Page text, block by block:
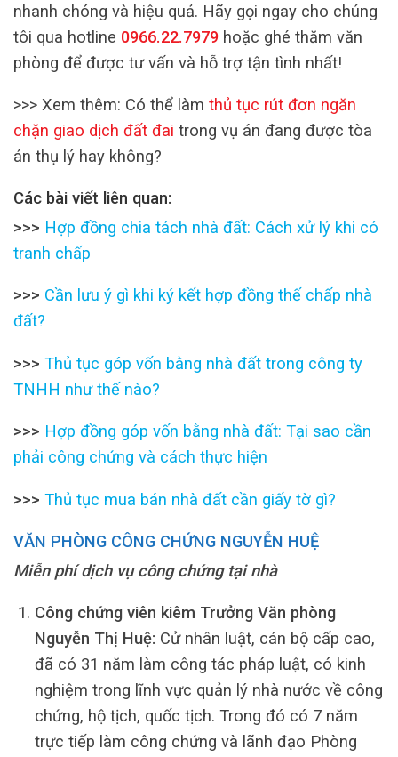
nhanh chóng và hiệu quả. Hãy gọi ngay cho chúng
tôi qua hotline 0966.22.7979 hoặc ghé thăm văn
phòng để được tư vấn và hỗ trợ tận tình nhất!
>>> Xem thêm: Có thể làm thủ tục rút đơn ngăn
chặn giao dịch đất đai trong vụ án đang được tòa
án thụ lý hay không?
Các bài viết liên quan:
>>> Hợp đồng chia tách nhà đất: Cách xử lý khi có
tranh chấp
>>> Cần lưu ý gì khi ký kết hợp đồng thế chấp nhà
đất?
>>> Thủ tục góp vốn bằng nhà đất trong công ty
TNHH như thế nào?
>>> Hợp đồng góp vốn bằng nhà đất: Tại sao cần
phải công chứng và cách thực hiện
>>> Thủ tục mua bán nhà đất cần giấy tờ gì?
VĂN PHÒNG CÔNG CHỨNG NGUYỄN HUỆ
Miễn phí dịch vụ công chứng tại nhà
Công chứng viên kiêm Trưởng Văn phòng
Nguyễn Thị Huệ: Cử nhân luật, cán bộ cấp cao,
đã có 31 năm làm công tác pháp luật, có kinh
nghiệm trong lĩnh vực quản lý nhà nước về công
chứng, hộ tịch, quốc tịch. Trong đó có 7 năm
trực tiếp làm công chứng và lãnh đạo Phòng